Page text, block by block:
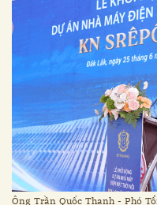
Ông Trần Quốc Thanh - Phó